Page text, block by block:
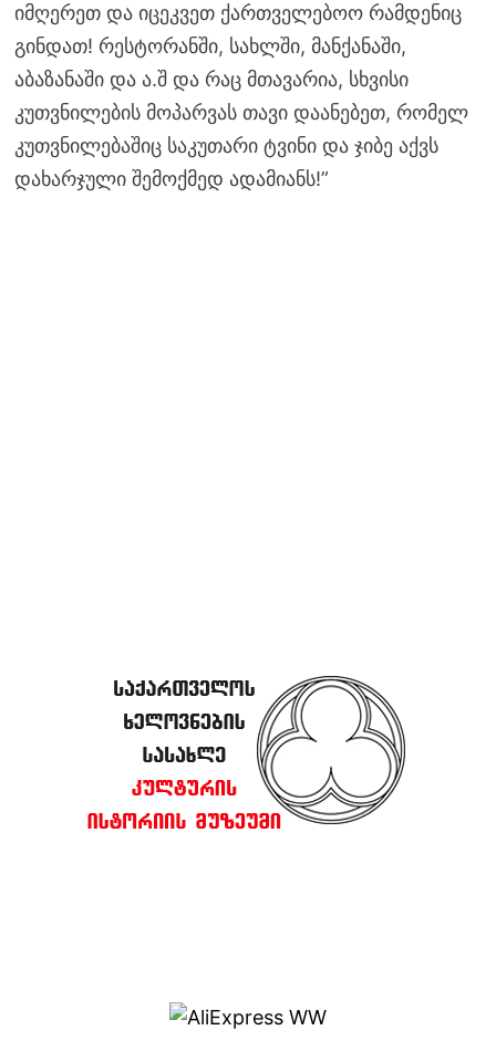
იმღერეთ და იცეკვეთ ქართველებოო რამდენიც
გინდათ! რესტორანში, სახლში, მანქანაში,
აბაზანაში და ა.შ და რაც მთავარია, სხვისი
კუთვნილების მოპარვას თავი დაანებეთ, რომელ
კუთვნილებაშიც საკუთარი ტვინი და ჯიბე აქვს
დახარჯული შემოქმედ ადამიანს!”